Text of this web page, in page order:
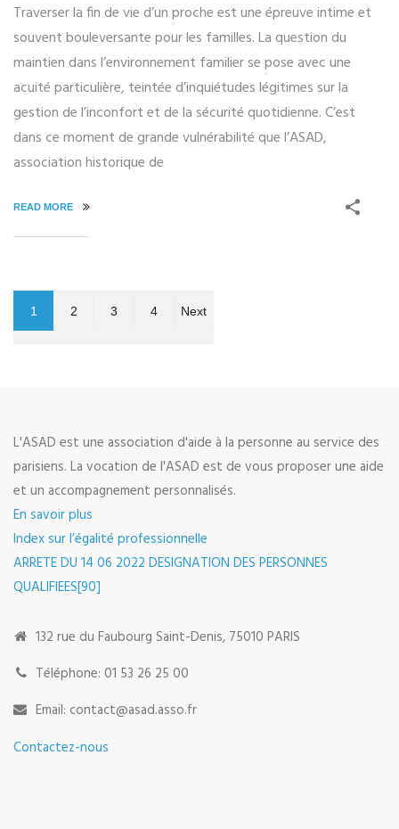
Traverser la fin de vie d’un proche est une épreuve intime et
souvent bouleversante pour les familles. La question du
maintien dans l’environnement familier se pose avec une
acuité particulière, teintée d’inquiétudes légitimes sur la
gestion de l’inconfort et de la sécurité quotidienne. C’est
dans ce moment de grande vulnérabilité que l’ASAD,
association historique de
READ MORE
1 2 3 4 Next
L'ASAD est une association d'aide à la personne au service des
parisiens. La vocation de l'ASAD est de vous proposer une aide
et un accompagnement personnalisés.
En savoir plus
Index sur l’égalité professionnelle
ARRETE DU 14 06 2022 DESIGNATION DES PERSONNES
QUALIFIEES[90]
132 rue du Faubourg Saint-Denis, 75010 PARIS
Téléphone: 01 53 26 25 00
Email: contact@asad.asso.fr
Contactez-nous